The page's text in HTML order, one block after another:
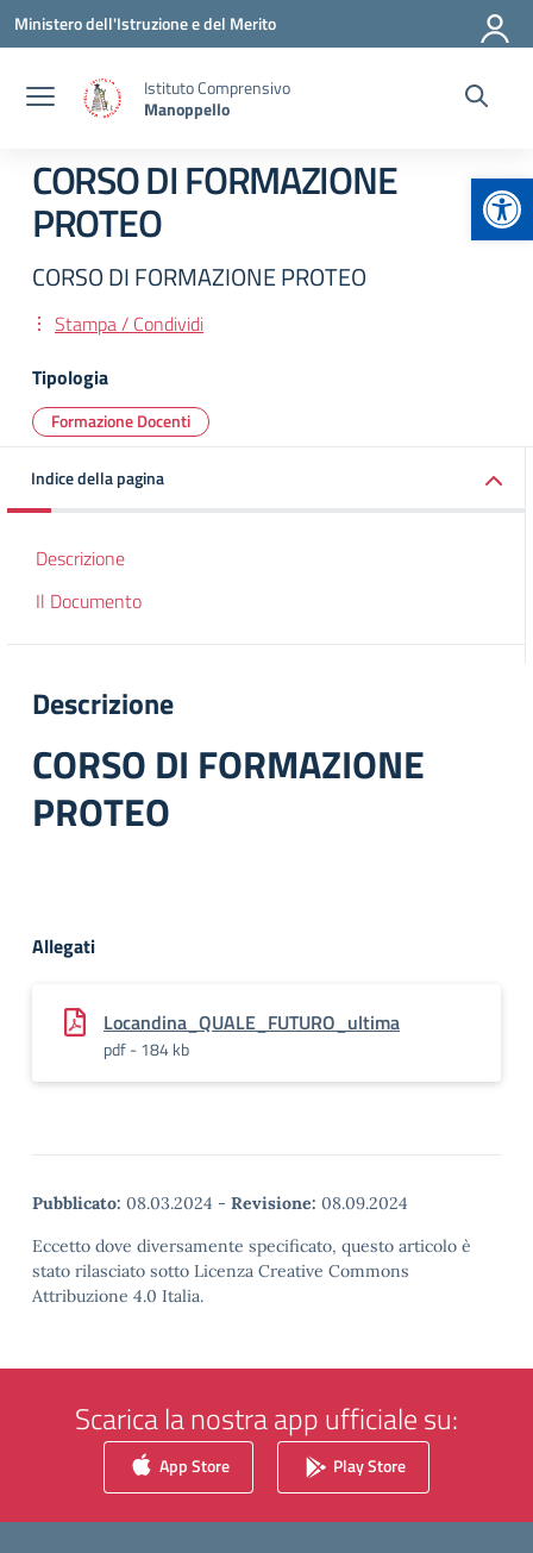
Vai ai contenuti
Vai al menu di navigazione
Vai al footer
Ministero dell'Istruzione e del Merito
Istituto Comprensivo
Manoppello
CORSO DI FORMAZIONE
PROTEO
CORSO DI FORMAZIONE PROTEO
Stampa / Condividi
Tipologia
Formazione Docenti
Indice della pagina
Descrizione
Il Documento
Descrizione
CORSO DI FORMAZIONE
PROTEO
Allegati
Locandina_QUALE_FUTURO_ultima
pdf - 184 kb
Pubblicato: 08.03.2024 - Revisione: 08.09.2024
Eccetto dove diversamente specificato, questo articolo è
stato rilasciato sotto Licenza Creative Commons
Attribuzione 4.0 Italia.
Scarica la nostra app ufficiale su:
App Store Play Store